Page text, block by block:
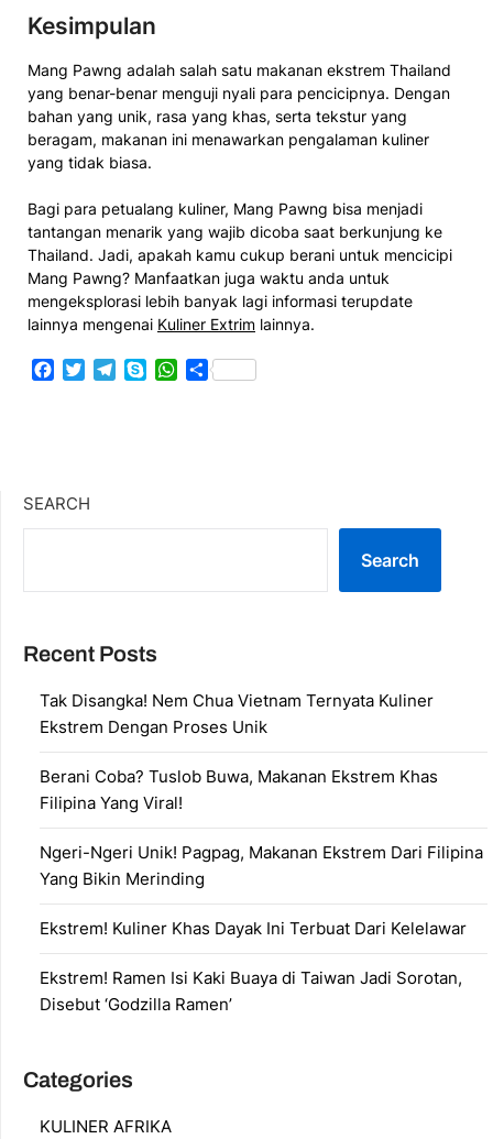
Kesimpulan
Mang Pawng adalah salah satu makanan ekstrem Thailand
yang benar-benar menguji nyali para pencicipnya. Dengan
bahan yang unik, rasa yang khas, serta tekstur yang
beragam, makanan ini menawarkan pengalaman kuliner
yang tidak biasa.
Bagi para petualang kuliner, Mang Pawng bisa menjadi
tantangan menarik yang wajib dicoba saat berkunjung ke
Thailand. Jadi, apakah kamu cukup berani untuk mencicipi
Mang Pawng? Manfaatkan juga waktu anda untuk
mengeksplorasi lebih banyak lagi informasi terupdate
lainnya mengenai Kuliner Extrim lainnya.
Facebook
TwitterTelegram
SkypeWhatsApp
Share
SEARCH
Search
Recent Posts
Tak Disangka! Nem Chua Vietnam Ternyata Kuliner
Ekstrem Dengan Proses Unik
Berani Coba? Tuslob Buwa, Makanan Ekstrem Khas
Filipina Yang Viral!
Ngeri-Ngeri Unik! Pagpag, Makanan Ekstrem Dari Filipina
Yang Bikin Merinding
Ekstrem! Kuliner Khas Dayak Ini Terbuat Dari Kelelawar
Ekstrem! Ramen Isi Kaki Buaya di Taiwan Jadi Sorotan,
Disebut ‘Godzilla Ramen’
Categories
KULINER AFRIKA